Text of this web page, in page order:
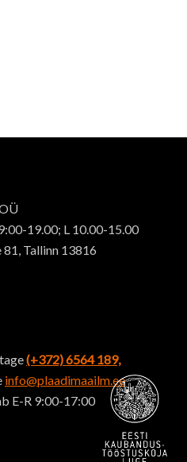
19.00; L 10.00-15.00
Tallinn 13816
(+372) 6564 189,
info@plaadimaailm.ee
E-R 9:00-17:00